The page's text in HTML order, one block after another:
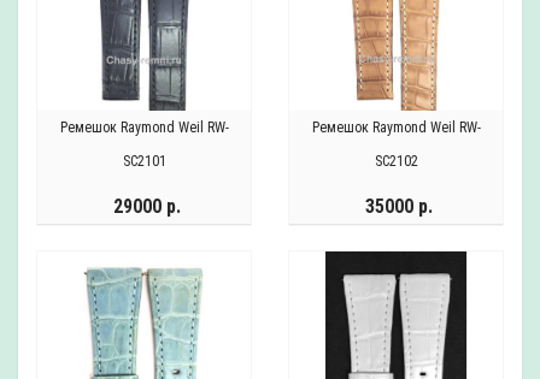
Ремешок Raymond Weil RW-
SC2101
29000 р.
Ремешок Raymond Weil RW-
SC2102
35000 р.